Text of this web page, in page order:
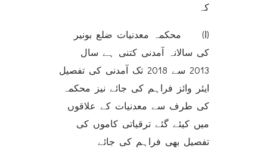
کہ
(ا) محکمہ معدنیات ضلع بونیر
کی سالانہ آمدنی کتنی ہے سال
2013 سے 2018 تک آمدنی کی تفصیل
ایئر وائز فراہم کی جائے نیز محکمہ
کی طرف سے معدنیات کے علاقوں
میں کیئے گئے ترقیاتی کاموں کی
تفصیل بھی فراہم کی جائے